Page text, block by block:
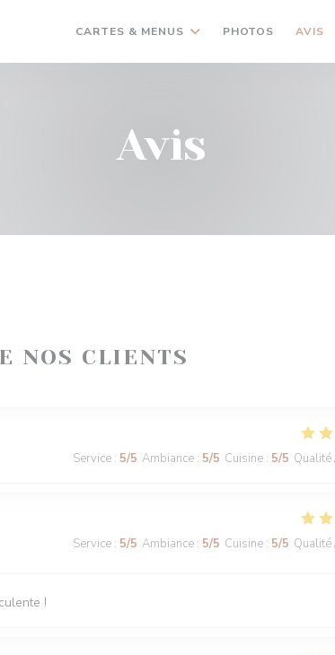
CARTES & MENUS PHOTOS AVIS
Avis
NOS CLIENTS
Service : 5/5 Ambiance : 5/5 Cuisine : 5/5 Qualité
Service : 5/5 Ambiance : 5/5 Cuisine : 5/5 Qualité
!